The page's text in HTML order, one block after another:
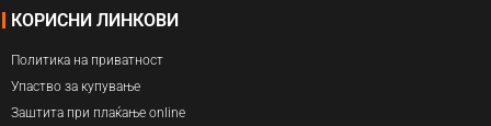
КОРИСНИ ЛИНКОВИ
Политика на приватност
Упаство за купување
Заштита при плаќање online